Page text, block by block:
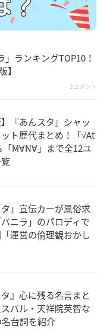
ランキングTOP10！
2コメント
】『あんスタ』シャッ
ト歴代まとめ！「√At
「M∀N∀」まで全12ユ
タ」宣伝カーが風俗求
ニラ」のパロディで
運営の倫理観おかし
タ』心に残る名言まと
バル・天祥院英智な
台詞を紹介